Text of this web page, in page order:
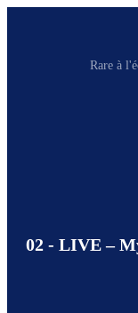
Rare à
02 - LIVE –